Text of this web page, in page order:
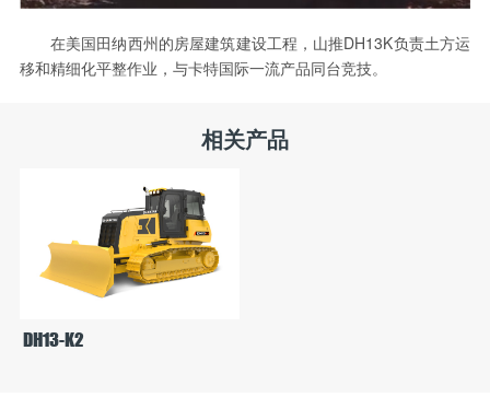
在美国田纳西州的房屋建筑建设工程，山推DH13K负责土方运
移和精细化平整作业，与卡特国际一流产品同台竞技。
相关产品
DH13-K2